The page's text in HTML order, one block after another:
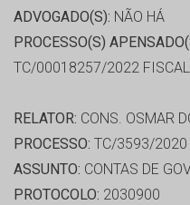
ADVOGADO(S): NÃO HÁ
PROCESSO(S)
TC/00018257/2022
RELATOR: CONS. OSMAR
PROCESSO: TC/3593/2020
ASSUNTO: CONTAS DE
PROTOCOLO: 2030900